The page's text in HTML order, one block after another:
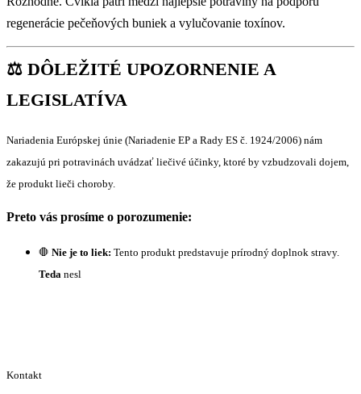
regenerácie pečeňových buniek a vylučovanie toxínov.
⚖️ DÔLEŽITÉ UPOZORNENIE A
LEGISLATÍVA
Nariadenia Európskej únie (Nariadenie EP a Rady ES č. 1924/2006) nám
zakazujú pri potravinách uvádzať liečivé účinky, ktoré by vzbudzovali dojem,
že produkt lieči choroby.
Preto vás prosíme o porozumenie:
🛑 Nie je to liek: Tento produkt predstavuje prírodný doplnok stravy.
Teda nesl
Kontakt